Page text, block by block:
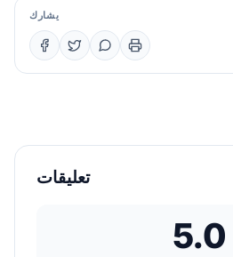
يشارك
تعليقات
5.0